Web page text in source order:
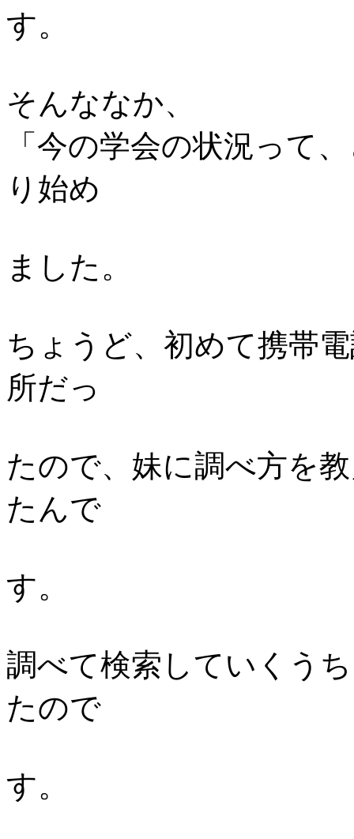
す。
そんななか、
「今の学会の状況って
り始め
ました。
ちょうど、初めて携帯
所だっ
たので、妹に調べ方を
たんで
す。
調べて検索していくう
たので
す。